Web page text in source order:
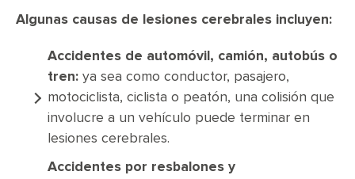
Algunas causas de lesiones cerebrales incluyen:
Accidentes de automóvil, camión, autobús o
tren: ya sea como conductor, pasajero,
motociclista, ciclista o peatón, una colisión que
involucre a un vehículo puede terminar en
lesiones cerebrales.
Accidentes por resbalones y